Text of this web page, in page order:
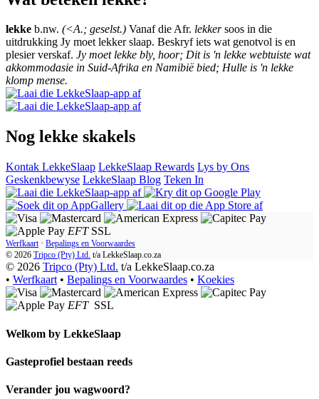
lekke b.nw. (<A.; geselst.) Vanaf die Afr. lekkersoos in die
uitdrukking Jy moet lekker slaap. Beskryf iets wat genotvol is en
plesier verskaf. Jy moet lekke bly, hoor; Dit is 'n lekke webtuiste wat
akkommodasie in Suid-Afrika en Namibië bied; Hulle is 'n lekke
klomp mense.
Nog lekke skakels
Kontak LekkeSlaap LekkeSlaap Rewards Lys by Ons
Geskenkbewyse LekkeSlaap Blog Teken In
EFT SSL
Werfkaart · Bepalings en Voorwaardes
© 2026 Tripco (Pty) Ltd. t/a LekkeSlaap.co.za
© 2026 Tripco (Pty) Ltd. t/a LekkeSlaap.co.za
• Werfkaart • Bepalings en Voorwaardes • Koekies
EFT SSL
Welkom by LekkeSlaap
Gasteprofiel bestaan ​​reeds
Verander jou wagwoord?